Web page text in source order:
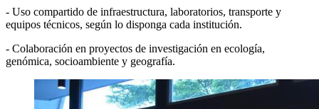
- Uso compartido de infraestructura, laboratorios, transporte y
equipos técnicos, según lo disponga cada institución.
- Colaboración en proyectos de investigación en ecología,
genómica, socioambiente y geografía.